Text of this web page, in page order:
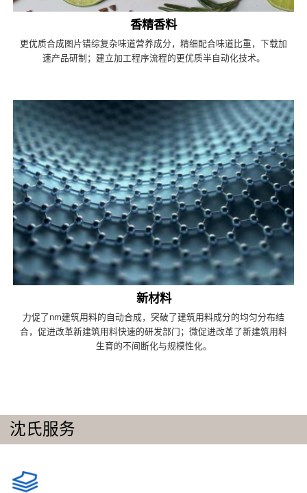
香精香料
更优质合成图片错综复杂味道营养成分，精细配合味道比重，下载加
速产品研制；建立加工程序流程的更优质半自动化技术。
新材料
力促了nm建筑用料的自动合成，突破了建筑用料成分的均匀分布结
合，促进改革新建筑用料快速的研发部门；微促进改革了新建筑用料
生育的不间断化与规模性化。
沈氏服务